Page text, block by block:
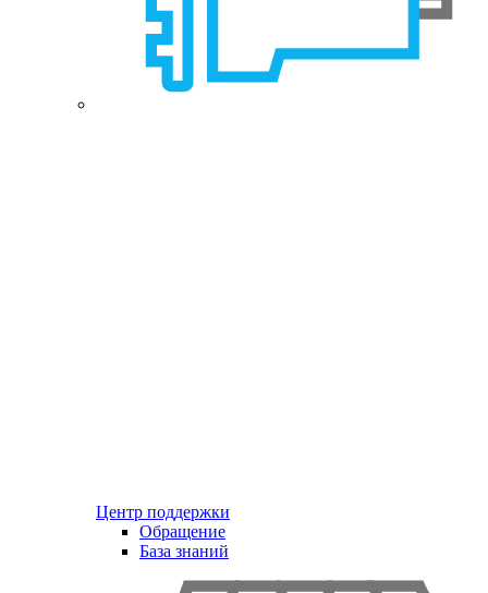
Центр поддержки
Обращение
База знаний